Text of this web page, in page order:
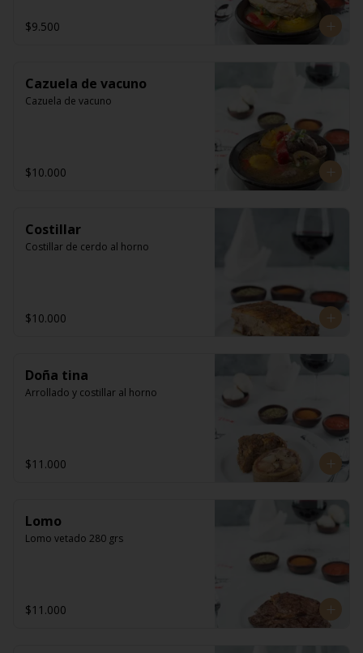
$9.500
Cazuela de vacuno
Cazuela de vacuno
$10.000
Costillar
Costillar de cerdo al horno
$10.000
Doña tina
Arrollado y costillar al horno
$11.000
Lomo
Lomo vetado 280 grs
$11.000